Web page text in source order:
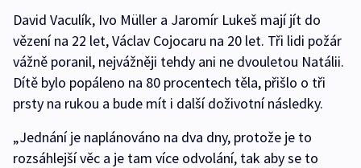
David Vaculík, Ivo Müller a Jaromír Lukeš mají jít do
vězení na 22 let, Václav Cojocaru na 20 let. Tři lidi požár
vážně poranil, nejvážněji tehdy ani ne dvouletou Natálii.
Dítě bylo popáleno na 80 procentech těla, přišlo o tři
prsty na rukou a bude mít i další doživotní následky.
„Jednání je naplánováno na dva dny, protože je to
rozsáhlejší věc a je tam více odvolání, tak aby se to